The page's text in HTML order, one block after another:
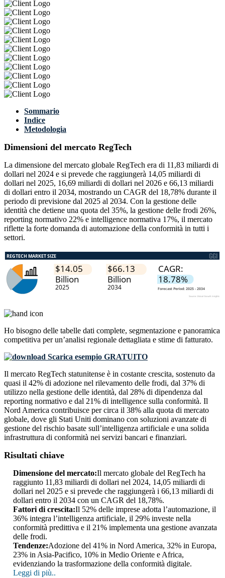
Sommario
Indice
Metodologia
Dimensioni del mercato RegTech
La dimensione del mercato globale RegTech era di 11,83 miliardi di
dollari nel 2024 e si prevede che raggiungerà 14,05 miliardi di
dollari nel 2025, 16,69 miliardi di dollari nel 2026 e 66,13 miliardi
di dollari entro il 2034, mostrando un CAGR del 18,78% durante il
periodo di previsione dal 2025 al 2034. Con la gestione delle
identità che detiene una quota del 35%, la gestione delle frodi 26%,
reporting normativo 22% e intelligence normativa 17%, il mercato
riflette la forte domanda di automazione della conformità in tutti i
settori.
Ho bisogno delle tabelle dati complete, segmentazione e panoramica
competitiva per un’analisi regionale dettagliata e stime di fatturato.
Scarica esempio GRATUITO
Il mercato RegTech statunitense è in costante crescita, sostenuto da
quasi il 42% di adozione nel rilevamento delle frodi, dal 37% di
utilizzo nella gestione delle identità, dal 28% di dipendenza dal
reporting normativo e dal 21% di intelligence sulla conformità. Il
Nord America contribuisce per circa il 38% alla quota di mercato
globale, dove gli Stati Uniti dominano con soluzioni avanzate di
gestione del rischio basate sull’intelligenza artificiale e una solida
infrastruttura di conformità nei servizi bancari e finanziari.
Risultati chiave
Dimensione del mercato:Il mercato globale del RegTech ha
raggiunto 11,83 miliardi di dollari nel 2024, 14,05 miliardi di
dollari nel 2025 e si prevede che raggiungerà i 66,13 miliardi di
dollari entro il 2034 con un CAGR del 18,78%.
Fattori di crescita:Il 52% delle imprese adotta l’automazione, il
36% integra l’intelligenza artificiale, il 29% investe nella
conformità predittiva e il 21% implementa una gestione avanzata
delle frodi.
Tendenze:Adozione del 41% in Nord America, 32% in Europa,
23% in Asia-Pacifico, 10% in Medio Oriente e Africa,
evidenziando la trasformazione della conformità digitale.
Leggi di più..